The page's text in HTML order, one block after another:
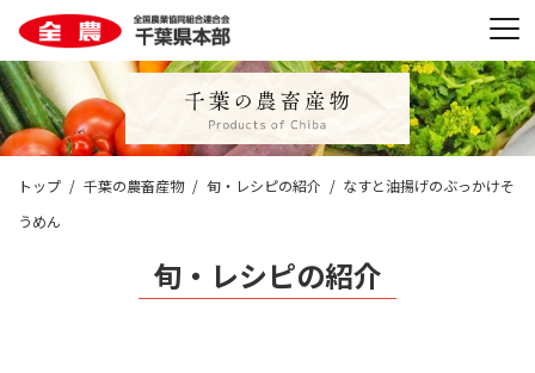
トップ 千葉の農畜産物 旬・レシピの紹介
なすと油揚げのぶっかけそ
うめん
旬・レシピの紹介